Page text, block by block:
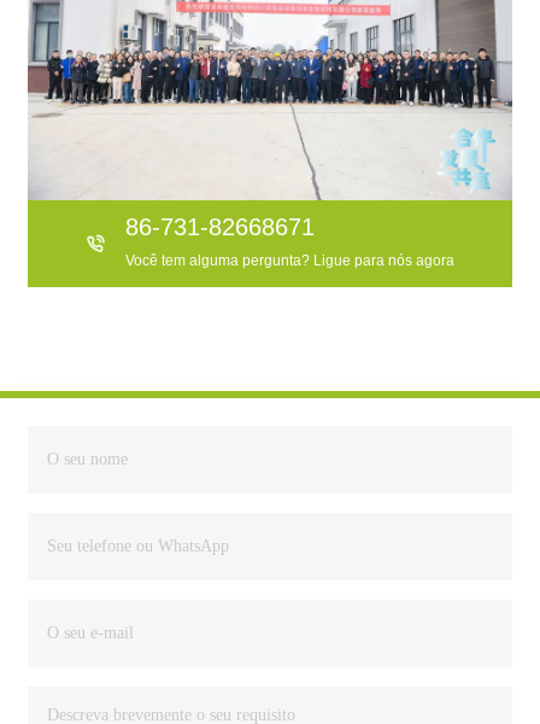
86-731-82668671
Você tem alguma pergunta? Ligue para nós agora